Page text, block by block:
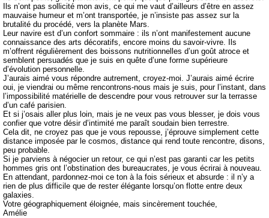
Ils n’ont pas sollicité mon avis, ce qui me vaut d’ailleurs d’être en assez
mauvaise humeur et m’ont transportée, je n’insiste pas assez sur la
brutalité du procédé, vers la planète Mars.
Leur navire est d’un confort sommaire : ils n’ont manifestement aucune
connaissance des arts décoratifs, encore moins du savoir-vivre. Ils
m’offrent régulièrement des boissons nutritionnelles d’un goût atroce et
semblent persuadés que je suis en quête d’une forme supérieure
d’évolution personnelle.
J’aurais aimé vous répondre autrement, croyez-moi. J’aurais aimé écrire
oui, je viendrai ou même rencontrons-nous mais je suis, pour l’instant, dans
l’impossibilité matérielle de descendre pour vous retrouver sur la terrasse
d’un café parisien.
Et si j’osais aller plus loin, mais je ne veux pas vous blesser, je dois vous
confier que votre désir d’intimité me paraît soudain bien terrestre.
Cela dit, ne croyez pas que je vous repousse, j’éprouve simplement cette
distance imposée par le cosmos, distance qui rend toute rencontre, disons,
peu probable.
Si je parviens à négocier un retour, ce qui n’est pas garanti car les petits
hommes gris ont l’obstination des bureaucrates, je vous écrirai à nouveau.
En attendant, pardonnez-moi ce ton à la fois sérieux et absurde : il n’y a
rien de plus difficile que de rester élégante lorsqu’on flotte entre deux
galaxies.
Votre géographiquement éloignée, mais sincèrement touchée,
Amélie